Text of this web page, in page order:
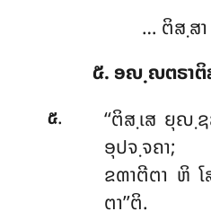
… ຕິສ຺ສາ
໕. ອຎ຺ຎຕຣາຕິ
໕. ‘‘ຕິສ຺ເສ ຍຸຎ຺ຊ
ອຸປຈ຺ຈຄາ;
ຂຓາຕີຕາ ຫິ
ຕາ’’ຕິ.